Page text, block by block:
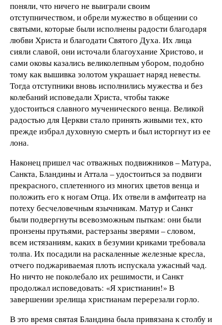
поняли, что ничего не выиграли своим
отступничеством, и обрели мужество в общении со
святыми, которые были исполнены радости благодаря
любви Христа и благодати Святого Духа. Их лица
сияли славой, они источали благоухание Христово, и
сами оковы казались великолепным убором, подобно
тому как вышивка золотом украшает наряд невесты.
Тогда отступники вновь исполнились мужества и без
колебаний исповедали Христа, чтобы также
удостоиться славного мученического венца. Великой
радостью для Церкви стало принять живыми тех, кто
прежде избрал духовную смерть и был исторгнут из ее
лона.
Наконец пришел час отважных подвижников – Матура,
Санкта, Бландины и Аттала – удостоиться за подвиги
прекрасного, сплетенного из многих цветов венца и
положить его к ногам Отца. Их отвели в амфитеатр на
потеху бесчеловечным язычникам. Матур и Санкт
были подвергнуты всевозможным пыткам: они были
пронзены прутьями, растерзаны зверями – словом,
всем истязаниям, каких в безумии криками требовала
толпа. Их посадили на раскаленные железные кресла,
отчего поджариваемая плоть испускала ужасный чад.
Но ничто не поколебало их решимости, и Санкт
продолжал исповедовать: «Я христианин!» В
завершении зрелища христианам перерезали горло.
В это время святая Бландина была привязана к столбу и